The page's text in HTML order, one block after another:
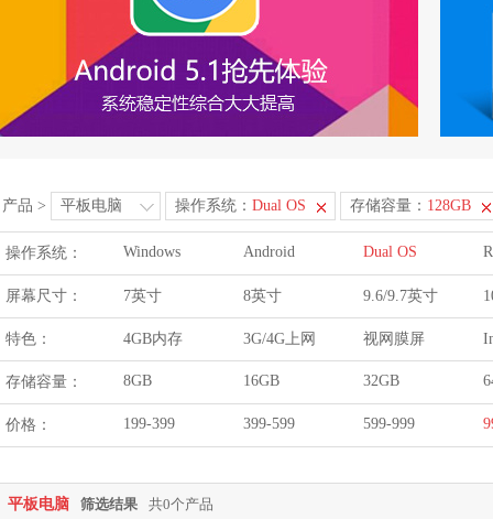
产品 > 平板电脑 操作系统： Dual OS 存储容量： 128GB
操作系统： Windows Android Dual OS
屏幕尺寸： 7英寸 8英寸 9.6/9.7英寸
特色： 4GB内存 3G/4G上网 视网膜屏
存储容量： 8GB 16GB 32GB
价格： 199-399 399-599 599-999
平板电脑 筛选结果 共0个产品